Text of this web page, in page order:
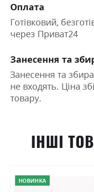
Оплата
Готівковий,
через Приват24
Занесення та
Занесення та
не входять. Ціна
товару.
ІНШІ
НОВИНКА